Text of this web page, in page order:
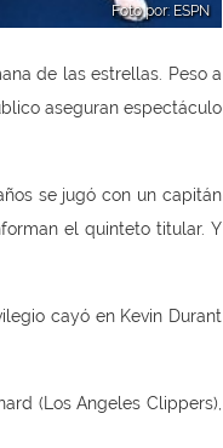
Foto por: ESPN
de las estrellas. Peso a
aseguran espectáculo
se jugó con un capitán
el quinteto titular. Y
cayó en Kevin Durant
(Los Angeles Clippers),